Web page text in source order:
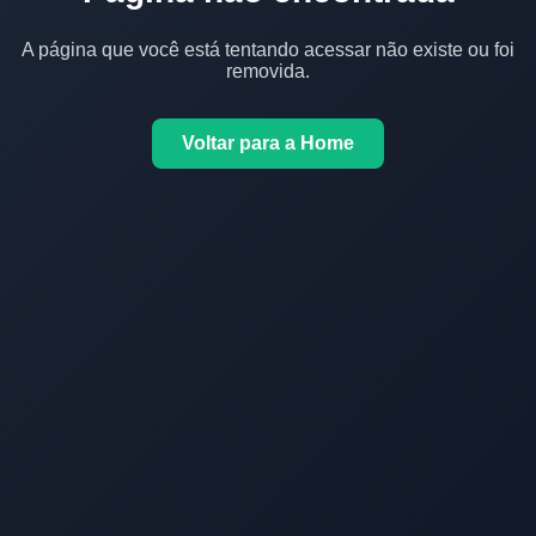
A página que você está tentando acessar não existe ou foi
removida.
Voltar para a Home